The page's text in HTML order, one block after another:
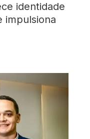
identidade
impulsiona